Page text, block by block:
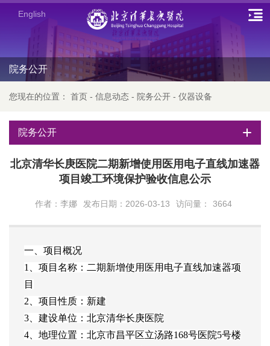
English
院务公开
您现在的位置： 首页 - 信息动态 - 院务公开 - 仪器设备
院务公开
北京清华长庚医院二期新增使用医用电子直线加速器
项目竣工环境保护验收信息公示
作者：李娜 发布日期：2026-03-13 访问量： 3664
一、项目概况
1、项目名称：二期新增使用医用电子直线加速器项
目
2、项目性质：新建
3、建设单位：北京清华长庚医院
4、地理位置：北京市昌平区立汤路168号医院5号楼